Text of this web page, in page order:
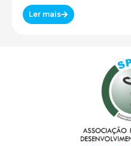
Ler mais